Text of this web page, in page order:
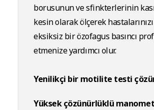
borusunun ve sfinkterlerinin
kesin olarak ölçerek
eksiksiz bir özofagus basıncı
etmenize yardımcı olur.
Yenilikçi bir motilite testi
Yüksek çözünürlüklü